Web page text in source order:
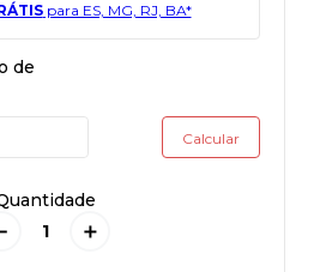
para ES, MG, RJ, BA*
＋